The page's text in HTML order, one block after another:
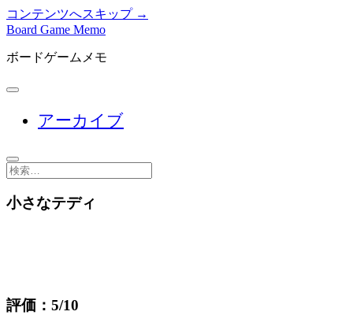
コンテンツへスキップ →
Board Game Memo
ボードゲームメモ
メ
開
く
アーカイブ
検
小さなテディ
評価：5/10